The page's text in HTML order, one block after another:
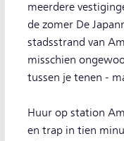
meerdere
de zomer De
stadsstrand van
misschien
tussen je tenen -
Huur op station
en trap in tien